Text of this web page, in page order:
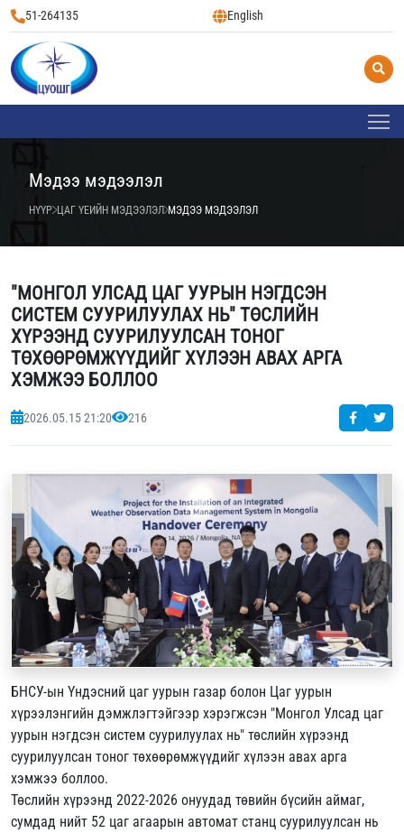
51-264135 English
Мэдээ мэдээлэл
НҮҮР ЦАГ ҮЕИЙН МЭДЭЭЛЭЛ МЭДЭЭ МЭДЭЭЛЭЛ
"МОНГОЛ УЛСАД ЦАГ УУРЫН НЭГДСЭН
СИСТЕМ СУУРИЛУУЛАХ НЬ" ТӨСЛИЙН
ХҮРЭЭНД СУУРИЛУУЛСАН ТОНОГ
ТӨХӨӨРӨМЖҮҮДИЙГ ХҮЛЭЭН АВАХ АРГА
ХЭМЖЭЭ БОЛЛОО
2026.05.15 21:20 216
БНСУ-ын Үндэсний цаг уурын газар болон Цаг уурын
хүрээлэнгийн дэмжлэгтэйгээр хэрэгжсэн "Монгол Улсад цаг
уурын нэгдсэн систем суурилуулах нь" төслийн хүрээнд
суурилуулсан тоног төхөөрөмжүүдийг хүлээн авах арга
хэмжээ боллоо.
Төслийн хүрээнд 2022-2026 онуудад төвийн бүсийн аймаг,
сумдад нийт 52 цаг агаарын автомат станц суурилуулсан нь